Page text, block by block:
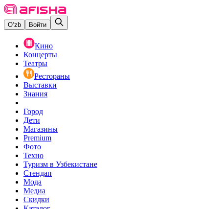
O‘zb Войти
Кино
Концерты
Театры
Рестораны
Выставки
Знания
Город
Дети
Магазины
Premium
Фото
Техно
Туризм в Узбекистане
Стендап
Мода
Медиа
Скидки